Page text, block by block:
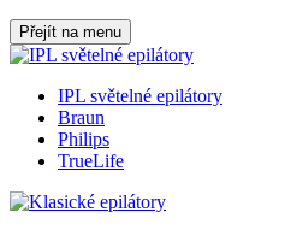
Přejít na menu
IPL světelné epilátory
Braun
Philips
TrueLife